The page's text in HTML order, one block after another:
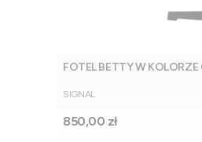
FOTEL BETTY W
PRODUCENT
SIGNAL
Cena
850,00 zł